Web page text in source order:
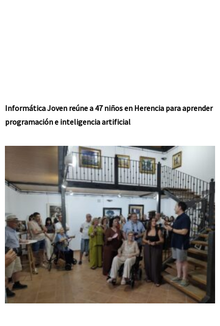
Informática Joven reúne a 47 niños en Herencia para aprender
programación e inteligencia artificial